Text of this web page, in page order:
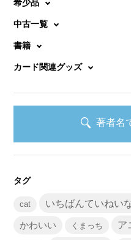
希少品
中古一覧
書籍
カード関連グッズ
著者名
タグ
cat いちばんていねい
かわいい くまっち ア